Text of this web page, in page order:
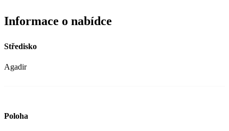
Informace o nabídce
Středisko
Agadir
Poloha